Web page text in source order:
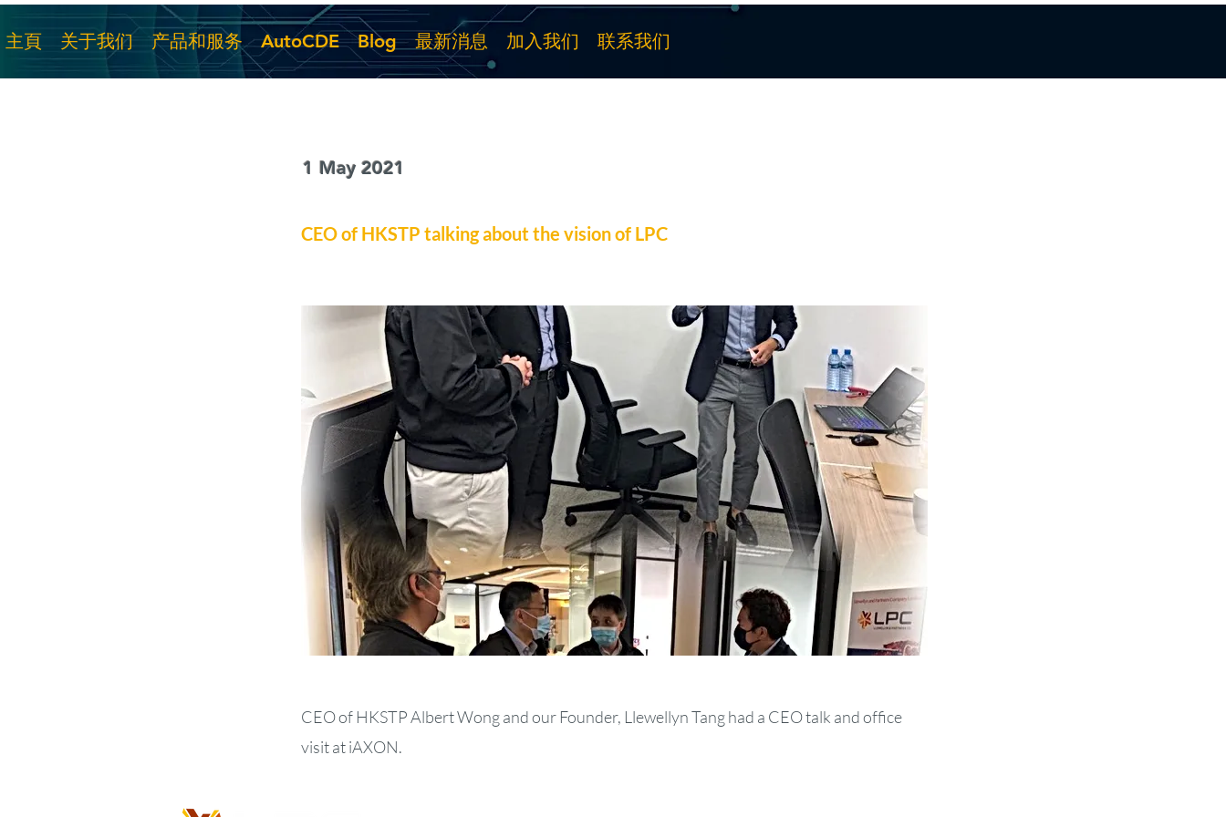
主頁 关于我们 产品和服务 AutoCDE Blog 最新消息 加入我们 联系我们
1 May 2021
CEO of HKSTP talking about the vision of LPC
CEO of HKSTP Albert Wong and our Founder, Llewellyn Tang had a CEO talk and office
visit at iAXON.